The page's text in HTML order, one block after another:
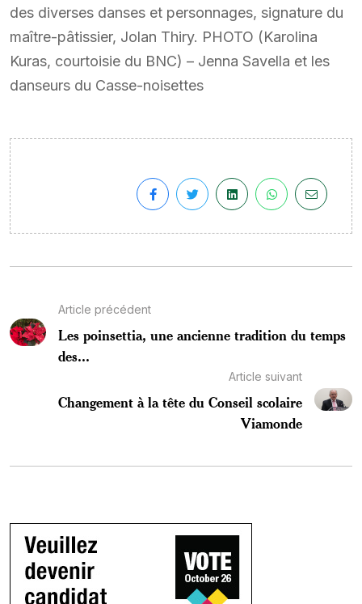
des diverses danses et personnages, signature du
maître-pâtissier, Jolan Thiry. PHOTO (Karolina
Kuras, courtoisie du BNC) – Jenna Savella et les
danseurs du Casse-noisettes
Article précédent
Les poinsettia, une ancienne tradition du temps
des...
Article suivant
Changement à la tête du Conseil scolaire
Viamonde